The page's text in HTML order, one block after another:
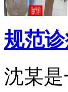
规范
沈某